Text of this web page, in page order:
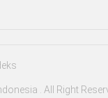
. All Right